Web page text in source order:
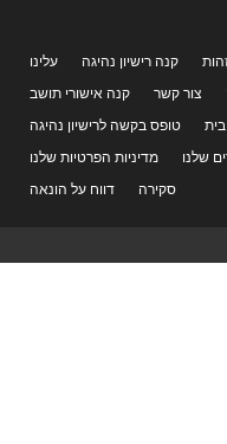
עלינו קנה רישיון נהיגה
קנה אישורי תושב
צור קשר
טופס בקשה לרישיון נהיגה
בית
מדיניות הפרטיות שלנו
שלנו
דווח על הונאה
סקירה